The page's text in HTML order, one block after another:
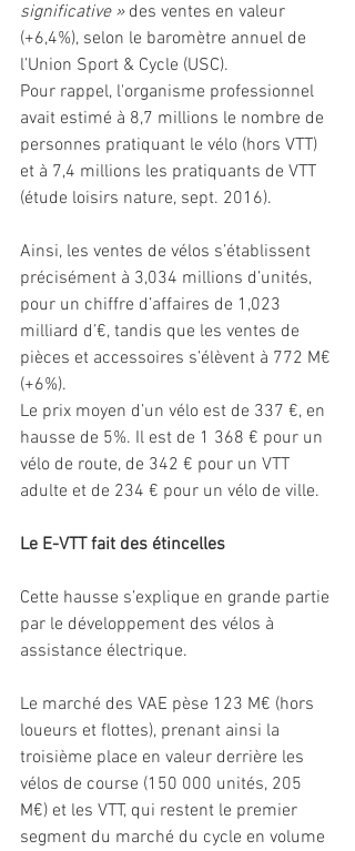
significative » des ventes en valeur
(+6,4%), selon le baromètre annuel de
l’Union Sport & Cycle (USC).
Pour rappel, l'organisme professionnel
avait estimé à 8,7 millions le nombre de
personnes pratiquant le vélo (hors VTT)
et à 7,4 millions les pratiquants de VTT
(étude loisirs nature, sept. 2016).
Ainsi, les ventes de vélos s’établissent
précisément à 3,034 millions d’unités,
pour un chiffre d’affaires de 1,023
milliard d’€, tandis que les ventes de
pièces et accessoires s’élèvent à 772 M€
(+6%).
Le prix moyen d’un vélo est de 337 €, en
hausse de 5%. Il est de 1 368 € pour un
vélo de route, de 342 € pour un VTT
adulte et de 234 € pour un vélo de ville.
Le E-VTT fait des étincelles
Cette hausse s’explique en grande partie
par le développement des vélos à
assistance électrique.
Le marché des VAE pèse 123 M€ (hors
loueurs et flottes), prenant ainsi la
troisième place en valeur derrière les
vélos de course (150 000 unités, 205
M€) et les VTT, qui restent le premier
segment du marché du cycle en volume